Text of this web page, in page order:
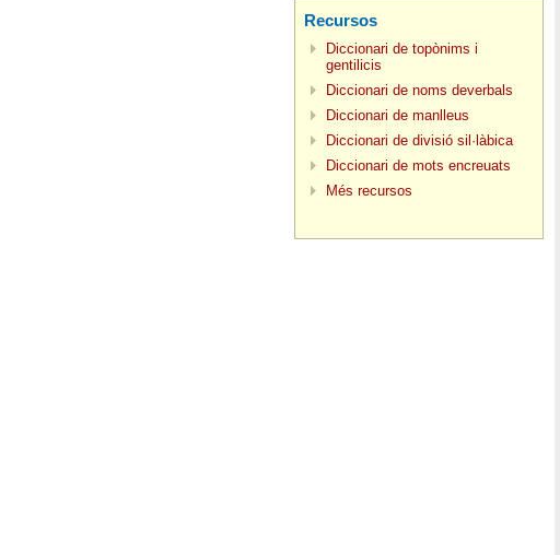
Recursos
Diccionari de topònims i
gentilicis
Diccionari de noms deverbals
Diccionari de manlleus
Diccionari de divisió sil·làbica
Diccionari de mots encreuats
Més recursos